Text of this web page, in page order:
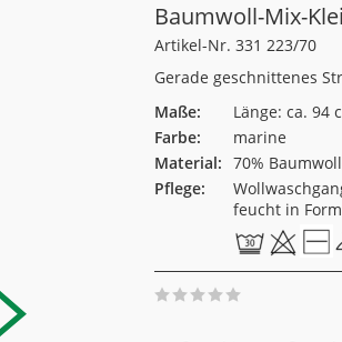
Baumwoll-Mix-
Artikel-Nr. 331 223/70
Gerade geschnittenes
Maße:
Länge: ca. 94
Farbe:
marine
Material: 70%
Pflege:
feucht in